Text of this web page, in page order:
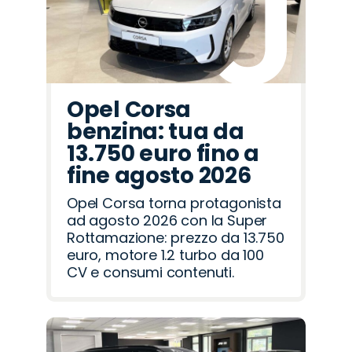
Opel Corsa
benzina: tua da
13.750 euro fino a
fine agosto 2026
Opel Corsa torna protagonista
ad agosto 2026 con la Super
Rottamazione: prezzo da 13.750
euro, motore 1.2 turbo da 100
CV e consumi contenuti.